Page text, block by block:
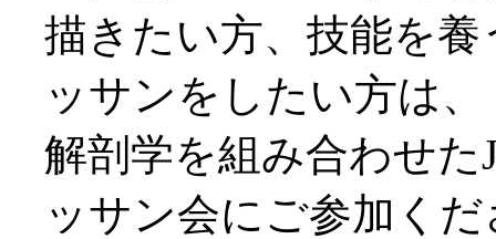
描きたい方、技能を
ッサンをしたい方は
解剖学を組み合わせた
ッサン会にご参加く